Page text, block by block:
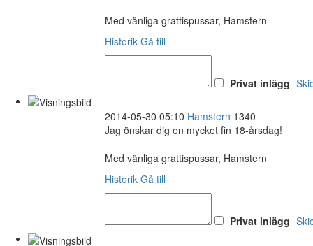
Med vänliga grattispussar, Hamstern
Historik Gå till
Privat inlägg
2014-05-30 05:10 Hamstern 1340
Jag önskar dig en mycket fin 18-årsdag!
Med vänliga grattispussar, Hamstern
Historik Gå till
Privat inlägg